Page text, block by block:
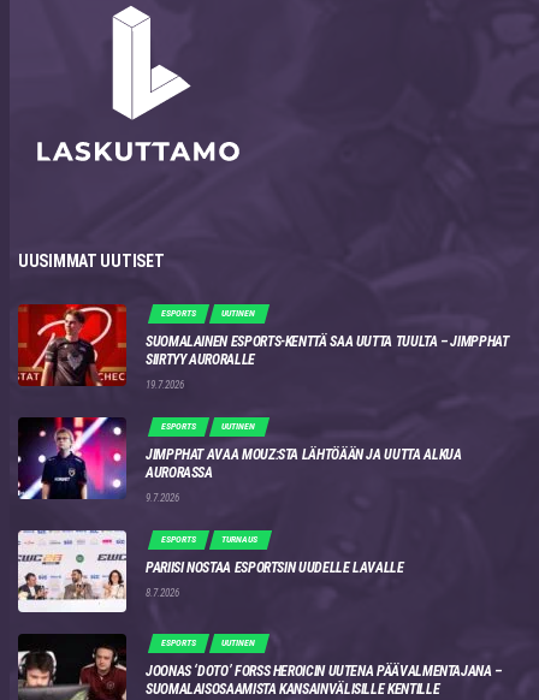
UUSIMMAT UUTISET
ESPORTS UUTINEN
SUOMALAINEN ESPORTS-KENTTÄ SAA UUTTA TUULTA – JIMPPHAT
SIIRTYY AURORALLE
19.7.2026
ESPORTS UUTINEN
JIMPPHAT AVAA MOUZ:STA LÄHTÖÄÄN JA UUTTA ALKUA
AURORASSA
9.7.2026
ESPORTS TURNAUS
PARIISI NOSTAA ESPORTSIN UUDELLE LAVALLE
8.7.2026
ESPORTS UUTINEN
JOONAS ‘DOTO’ FORSS HEROICIN UUTENA PÄÄVALMENTAJANA –
SUOMALAISOSAAMISTA KANSAINVÄLISILLE KENTILLE